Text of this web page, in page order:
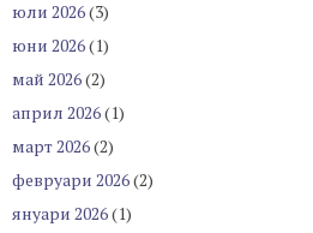
юли 2026(3)
юни 2026(1)
май 2026(2)
април 2026(1)
март 2026(2)
февруари 2026(2)
януари 2026(1)